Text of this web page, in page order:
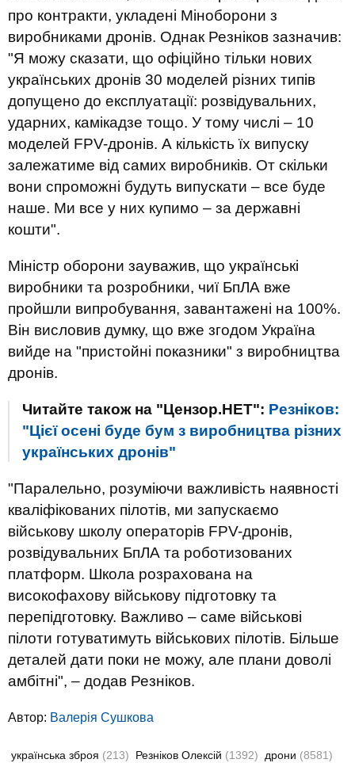
про контракти, укладені Міноборони з
виробниками дронів. Однак Резніков зазначив:
"Я можу сказати, що офіційно тільки нових
українських дронів 30 моделей різних типів
допущено до експлуатації: розвідувальних,
ударних, камікадзе тощо. У тому числі – 10
моделей FPV-дронів. А кількість їх випуску
залежатиме від самих виробників. От скільки
вони спроможні будуть випускати – все буде
наше. Ми все у них купимо – за державні
кошти".
Міністр оборони зауважив, що українські
виробники та розробники, чиї БпЛА вже
пройшли випробування, завантажені на 100%.
Він висловив думку, що вже згодом Україна
вийде на "пристойні показники" з виробництва
дронів.
Читайте також на "Цензор.НЕТ": Резніков:
"Цієї осені буде бум з виробництва різних
українських дронів"
"Паралельно, розуміючи важливість наявності
кваліфікованих пілотів, ми запускаємо
військову школу операторів FPV-дронів,
розвідувальних БпЛА та роботизованих
платформ. Школа розрахована на
високофахову військову підготовку та
перепідготовку. Важливо – саме військові
пілоти готуватимуть військових пілотів. Більше
деталей дати поки не можу, але плани доволі
амбітні", – додав Резніков.
Автор: Валерiя Сушкова
українська зброя (213) Резніков Олексій (1392) дрони (8581)